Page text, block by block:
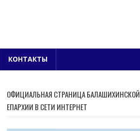
КОНТАКТЫ
ОФИЦИАЛЬНАЯ СТРАНИЦА БАЛАШИХИНСКОЙ
ЕПАРХИИ В СЕТИ ИНТЕРНЕТ